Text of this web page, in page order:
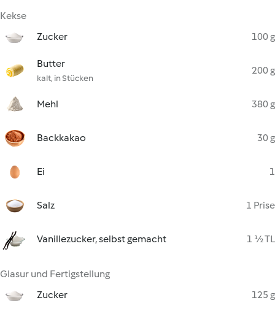
Kekse
Zucker
100 g
Butter
kalt, in Stücken
200 g
Mehl 380 g
Backkakao 30 g
Ei 1
Salz 1 Prise
Vanillezucker, selbst gemacht 1 ½ TL
Glasur und Fertigstellung
Zucker
125 g